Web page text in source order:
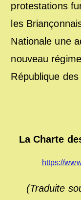
protestations
les
Nationale une
nouveau
République
La Charte
https://
(Traduite